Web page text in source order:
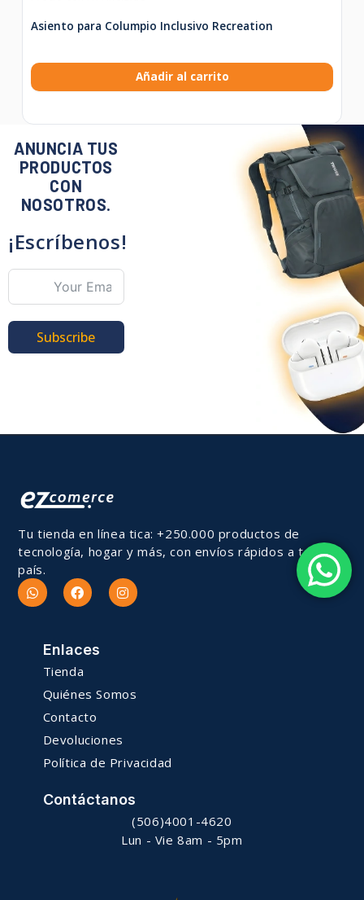
Asiento para Columpio Inclusivo Recreation
Añadir al carrito
ANUNCIA TUS
PRODUCTOS
CON
NOSOTROS.
¡Escríbenos!
Subscribe
Tu tienda en línea tica: +250.000 productos de
tecnología, hogar y más, con envíos rápidos a todo el
país.
Enlaces
Tienda
Quiénes Somos
Contacto
Devoluciones
Política de Privacidad
Contáctanos
(506)4001-4620
Lun - Vie 8am - 5pm